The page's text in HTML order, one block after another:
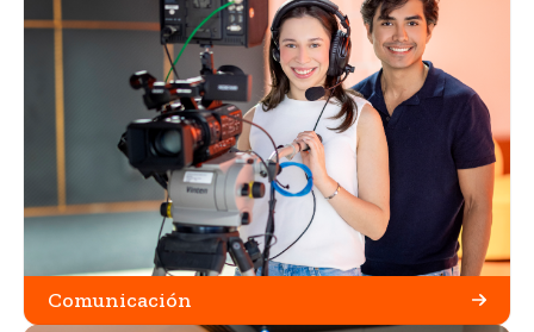
Comunicación